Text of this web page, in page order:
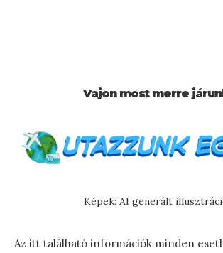
Vajon most merre
Képek: AI generált
Az itt található információk minden